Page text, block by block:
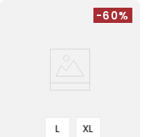
-60%
L XL